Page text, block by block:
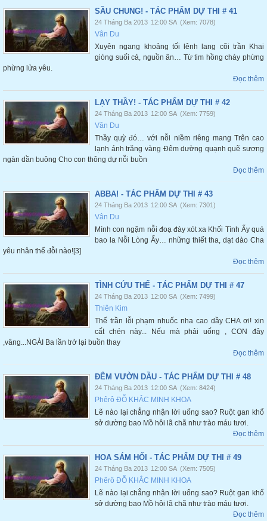
SẦU CHUNG! - TÁC PHẨM DỰ THI # 41
24 Tháng Ba 2013 12:00 SA (Xem: 7078)
Vân Du
Xuyên ngang khoảng tối lênh lang cõi trần Khai
giòng suối cả, nguồn ân… Từ tim hồng cháy phừng
phừng lửa yêu.
Đọc thêm
LẠY THẦY! - TÁC PHẨM DỰ THI # 42
24 Tháng Ba 2013 12:00 SA (Xem: 7759)
Vân Du
Thầy quỳ đó… với nỗi niềm riêng mang Trên cao
lạnh ánh trăng vàng Đêm dường quạnh quẽ sương
ngàn dần buông Cho con thông dự nỗi buồn
Đọc thêm
ABBA! - TÁC PHẨM DỰ THI # 43
24 Tháng Ba 2013 12:00 SA (Xem: 7301)
Vân Du
Mình con ngậm nỗi đoạ đày xót xa Khối Tình Ấy quá
bao la Nỗi Lòng Ấy… những thiết tha, dạt dào Cha
yêu nhân thế đỗi nào![3]
Đọc thêm
TÌNH CỨU THẾ - TÁC PHẨM DỰ THI # 47
24 Tháng Ba 2013 12:00 SA (Xem: 7499)
Thiên Kim
Thế trần lỗi phạm nhuốc nha cao dầy CHA ơi! xin
cất chén này... Nếu mà phải uống , CON đây
,vâng...NGÀI Ba lần trở lại buồn thay
Đọc thêm
ĐÊM VƯỜN DẦU - TÁC PHẨM DỰ THI # 48
24 Tháng Ba 2013 12:00 SA (Xem: 8424)
Phêrô ĐỖ KHẮC MINH KHOA
Lẽ nào lại chẳng nhận lời uống sao? Ruột gan khổ
sở dường bao Mồ hôi lã chã như trào máu tươi.
Đọc thêm
HOA SÁM HỐI - TÁC PHẨM DỰ THI # 49
24 Tháng Ba 2013 12:00 SA (Xem: 7505)
Phêrô ĐỖ KHẮC MINH KHOA
Lẽ nào lại chẳng nhận lời uống sao? Ruột gan khổ
sở dường bao Mồ hôi lã chã như trào máu tươi.
Đọc thêm